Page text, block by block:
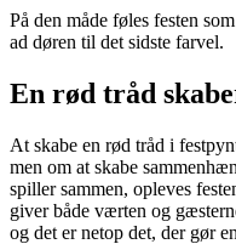
På den måde føles festen
ad døren til det sidste farvel.
En rød tråd
At skabe en rød tråd i
men om at skabe
spiller sammen, opleves
giver både værten og
og det er netop det, der gør